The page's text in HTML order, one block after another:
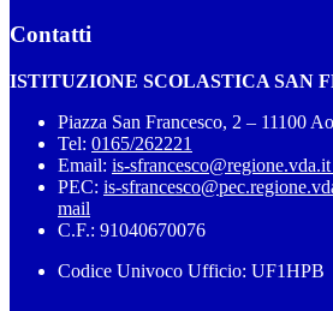
Contatti
ISTITUZIONE SCOLASTICA SAN
Piazza San Francesco, 2 – 11100
Tel: 0165/262221
Email: is-sfrancesco@regione.vda.it
PEC: is-
mail
C.F.: 91040670076
Codice Univoco Ufficio: UF1HPB